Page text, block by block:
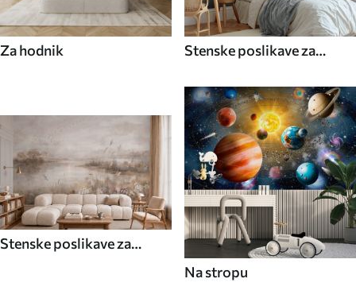
Za hodnik
Stenske poslikave za
Stenske poslikave za
Na stropu